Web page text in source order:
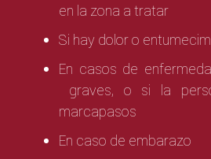
en la zona a tratar
Si hay dolor o
En casos de
graves, o si la
marcapasos
En caso de embarazo